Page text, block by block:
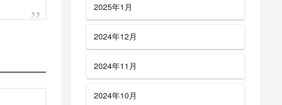
2025年1月
2024年12月
2024年11月
2024年10月